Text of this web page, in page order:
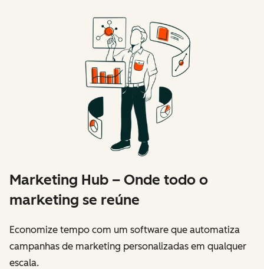
Marketing Hub – Onde todo o
marketing se reúne
Economize tempo com um software que automatiza
campanhas de marketing personalizadas em qualquer
escala.